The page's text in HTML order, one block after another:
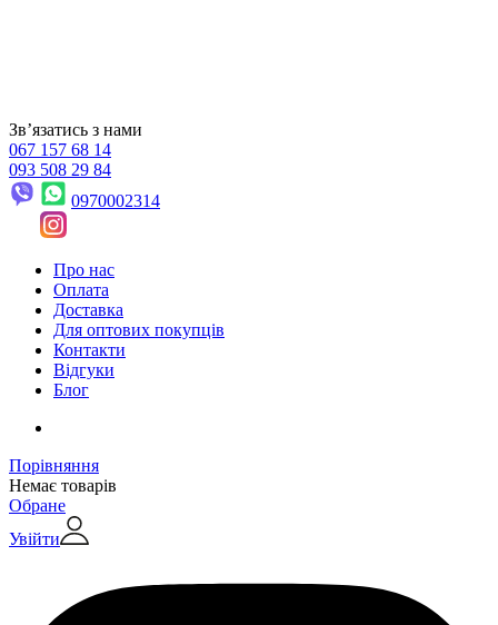
Звʼязатись з нами
067 157 68 14
093 508 29 84
0970002314
Про нас
Оплата
Доставка
Для оптових покупців
Контакти
Відгуки
Блог
Порівняння
Немає товарів
Обране
Увійти